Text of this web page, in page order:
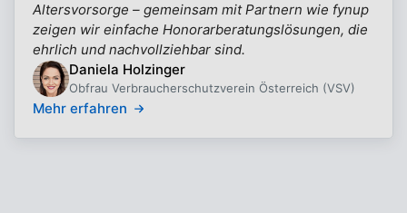
Altersvorsorge – gemeinsam mit Partnern wie fynup
zeigen wir einfache Honorarberatungslösungen, die
ehrlich und nachvollziehbar sind.
Daniela Holzinger
Obfrau Verbraucherschutzverein Österreich (VSV)
Mehr erfahren